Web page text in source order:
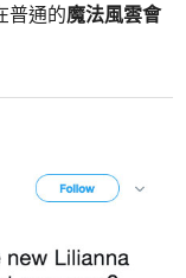
普通的魔法風雲會